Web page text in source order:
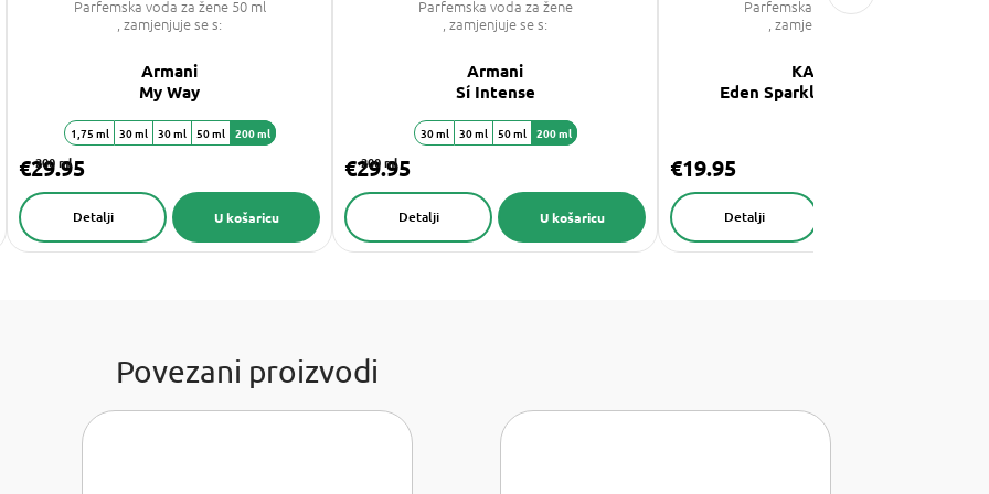
Parfemska voda za žene 50 ml
, zamjenjuje se s:
Armani
My Way
200 ml
€29.95
U košaricu
Detalji
1,75 ml 30 ml 30 ml 50 ml 200 ml
Parfemska voda za žene
, zamjenjuje se s:
Armani
Sí Intense
200 ml
€29.95
U košaricu
Detalji
30 ml 30 ml 50 ml 200 ml
Parfemska voda za žene
, zamjenjuje se s:
KAYALI
Eden Sparkling Lychee 39
€19.95
Detalji
Povezani proizvodi